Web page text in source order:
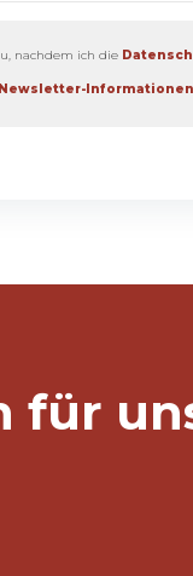
nachdem ich die
Newsletter-Informationen
für